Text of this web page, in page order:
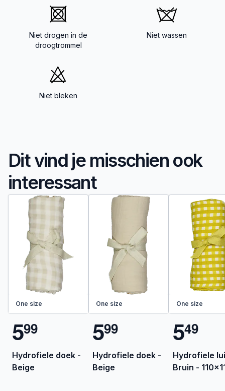
Niet drogen in de
droogtrommel
Niet wassen
Niet bleken
Dit vind je misschien ook
interessant
One size
599
Hydrofiele doek -
Beige
One size
599
Hydrofiele doek -
Beige
One size
549
Hydrofiele
Bruin -